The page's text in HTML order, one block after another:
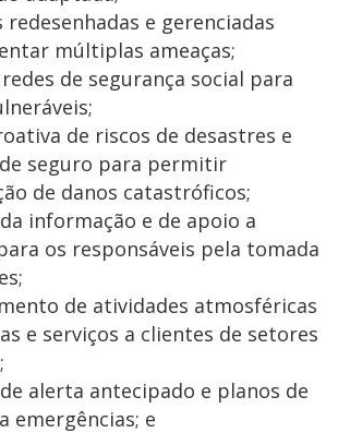
redesenhadas e gerenciadas
múltiplas ameaças;
de segurança social para
de riscos de desastres e
seguro para permitir
de danos catastróficos;
informação e de apoio a
os responsáveis pela tomada
de atividades atmosféricas
e serviços a clientes de setores
alerta antecipado e planos de
emergências; e